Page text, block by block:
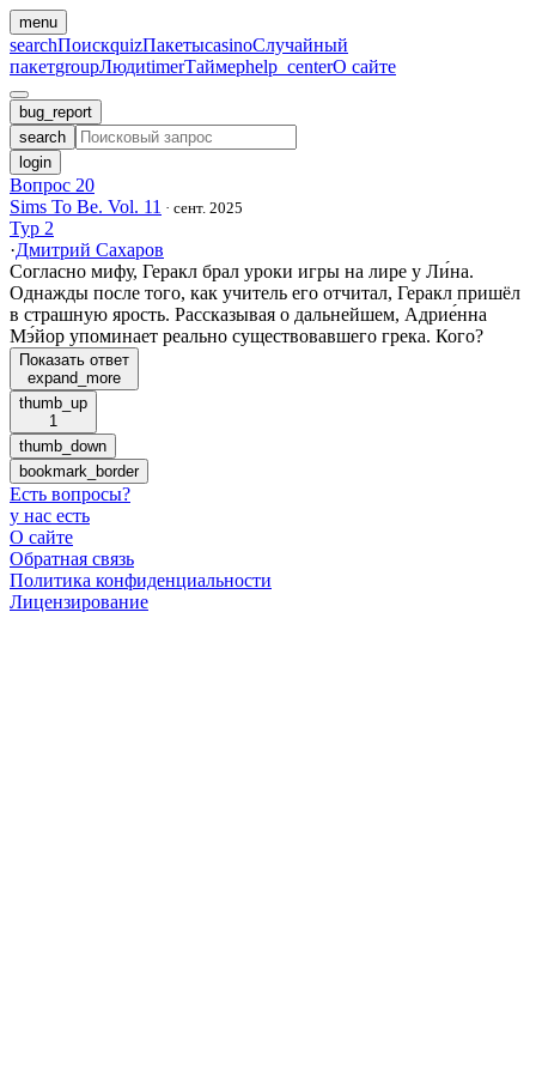
menu
searchПоискquizПакетыcasinoСлучайный
пакетgroupЛюдиtimerТаймерhelp_centerО сайте
bug_report
search
login
Вопрос 20
Sims To Be. Vol. 11 · сент. 2025
Тур 2
·Дмитрий Сахаров
Согласно мифу, Геракл брал уроки игры на лире у Ли́на.
Однажды после того, как учитель его отчитал, Геракл пришëл
в страшную ярость. Рассказывая о дальнейшем, Адрие́нна
Мэ́йор упоминает реально существовавшего грека. Кого?
Показать ответ
expand_more
thumb_up
1
thumb_down
bookmark_border
Есть вопросы?
у нас есть
О сайте
Обратная связь
Политика конфиденциальности
Лицензирование